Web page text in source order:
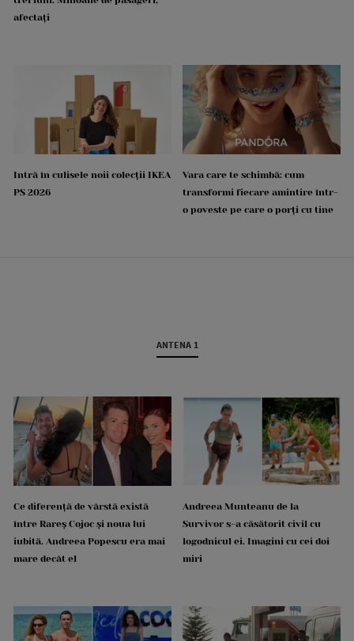
afectați
Intră în culisele noii colecții IKEA
PS 2026
Vara care te schimbă: cum
transformi fiecare amintire într-
o poveste pe care o porți cu tine
ANTENA 1
Ce diferență de vârstă există
între Rareș Cojoc și noua lui
iubită. Andreea Popescu era mai
mare decât el
Andreea Munteanu de la
Survivor s-a căsătorit civil cu
logodnicul ei. Imagini cu cei doi
miri